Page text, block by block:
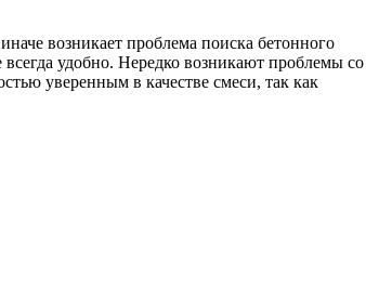
возникает проблема поиска бетонного
удобно. Нередко возникают проблемы со
уверенным в качестве смеси, так как